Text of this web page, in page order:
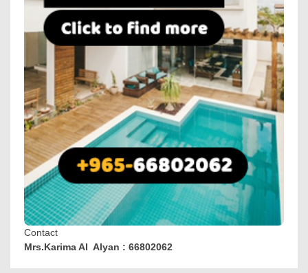
Contact
Mrs.Karima Al Alyan : 66802062